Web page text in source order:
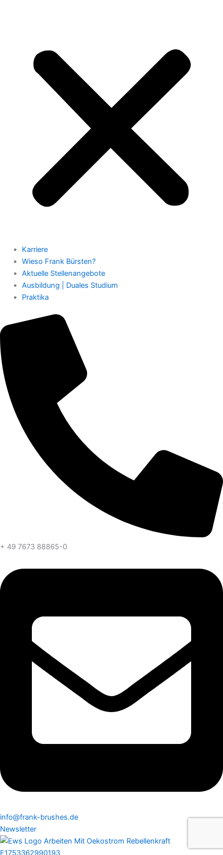
Karriere
Wieso Frank Bürsten?
Aktuelle Stellenangebote
Ausbildung | Duales Studium
Praktika
+ 49 7673 88865-0
info@frank-brushes.de
Newsletter